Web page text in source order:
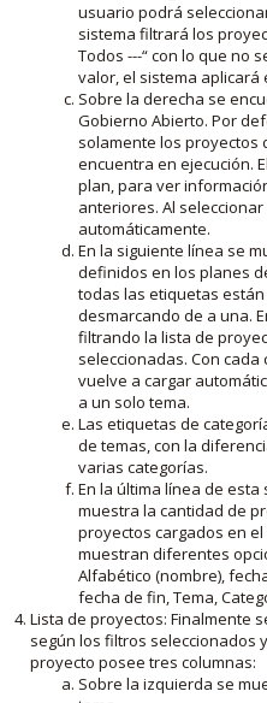
usuario podrá
sistema filtrará los
Todos ---“ con lo que no
valor, el sistema
Sobre la derecha se
Gobierno Abierto. Por
solamente los proyectos
encuentra en ejecución.
plan, para ver
anteriores. Al
automáticamente.
En la siguiente línea se
definidos en los planes
todas las etiquetas
desmarcando de a una.
filtrando la lista de
seleccionadas. Con
vuelve a cargar
a un solo tema.
Las etiquetas de
de temas, con la
varias categorías.
En la última línea de
muestra la cantidad de
proyectos cargados en
muestran diferentes
Alfabético (nombre),
fecha de fin, Tema,
Lista de proyectos: Finalmente
según los filtros seleccionados
proyecto posee tres columnas:
Sobre la izquierda se